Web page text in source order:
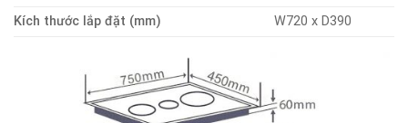
Kích thước lắp đặt (mm)
W720 x D390